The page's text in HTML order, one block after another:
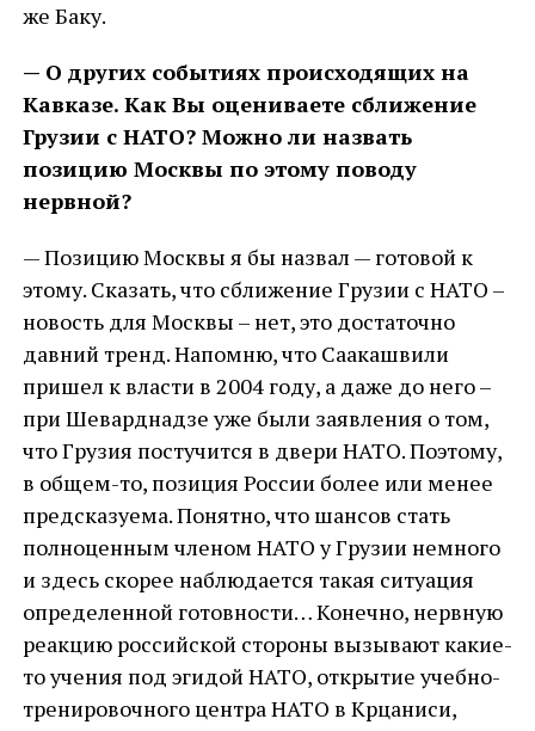
же Баку.
— О других событиях происходящих на
Кавказе. Как Вы оцениваете сближение
Грузии с НАТО? Можно ли назвать
позицию Москвы по этому поводу
нервной?
— Позицию Москвы я бы назвал — готовой к
этому. Сказать, что сближение Грузии с НАТО –
новость для Москвы – нет, это достаточно
давний тренд. Напомню, что Саакашвили
пришел к власти в 2004 году, а даже до него –
при Шеварднадзе уже были заявления о том,
что Грузия постучится в двери НАТО. Поэтому,
в общем-то, позиция России более или менее
предсказуема. Понятно, что шансов стать
полноценным членом НАТО у Грузии немного
и здесь скорее наблюдается такая ситуация
определенной готовности… Конечно, нервную
реакцию российской стороны вызывают какие-
то учения под эгидой НАТО, открытие учебно-
тренировочного центра НАТО в Крцаниси,